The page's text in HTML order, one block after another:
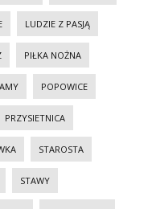
LUDZIE Z PASJĄ
PIŁKA NOŻNA
POPOWICE
PRZYSIETNICA
STAROSTA
STAWY